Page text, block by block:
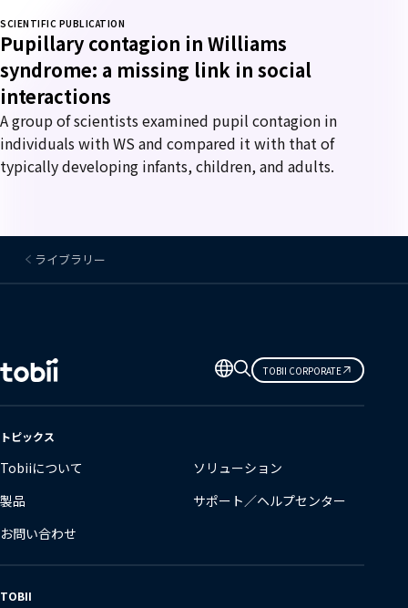
SCIENTIFIC PUBLICATION
Pupillary contagion in Williams
syndrome: a missing link in social
interactions
A group of scientists examined pupil contagion in
individuals with WS and compared it with that of
typically developing infants, children, and adults.
ライブラリー
言
語
の
更
TOBII CORPORATE
トピックス
Tobiiについて
ソリューション
製品
サポート／ヘルプセンター
お問い合わせ
TOBII